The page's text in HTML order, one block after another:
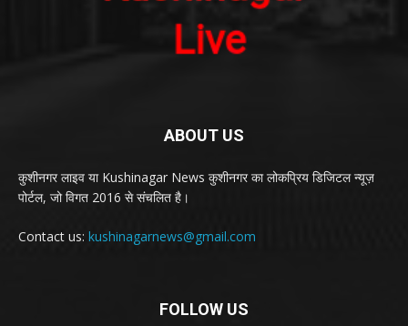
ABOUT US
कुशीनगर लाइव या Kushinagar News कुशीनगर का लोकप्रिय डिजिटल न्यूज़
पोर्टल, जो विगत 2016 से संचलित है।
Contact us: kushinagarnews@gmail.com
FOLLOW US